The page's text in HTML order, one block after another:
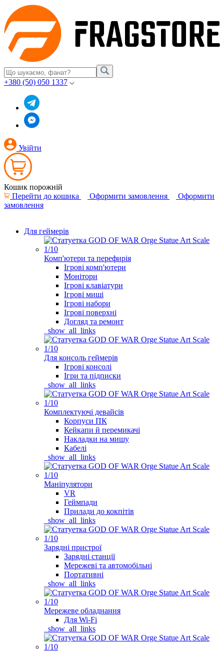
+380 (50) 050 1337
Увійти
Кошик порожній
Перейти до кошика
Оформити замовлення
Оформити
замовлення
Для геймерів
Комп'ютери та перефирія
Ігрові комп'ютери
Монітори
Ігрові клавіатури
Ігрові миші
Ігрові набори
Ігрові поверхні
Догляд та ремонт
_show_all_links
Для консоль геймерів
Ігрові консолі
Ігри та підписки
_show_all_links
Комплектуючі девайсів
Корпуси ПК
Кейкапи й перемикачі
Накладки на мишу
Кабелі
_show_all_links
Маніпулятори
VR
Геймпади
Прилади до кокпітів
_show_all_links
Зарядні пристрої
Зарядні станції
Мережеві та автомобільні
Портативні
_show_all_links
Мережеве обладнання
Для Wi-Fi
_show_all_links